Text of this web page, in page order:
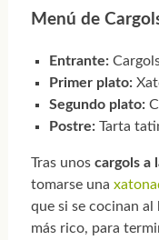
Menú de
Entrante:
Primer plato:
Segundo plato:
Postre: Tarta
Tras unos cargols a
tomarse una
que si se cocinan
más rico, para